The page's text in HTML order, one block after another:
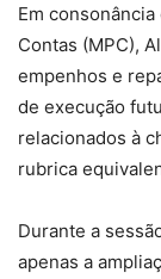
Em
Contas (MPC),
empenhos e
de execução
relacionados à
rubrica
Durante a
apenas a